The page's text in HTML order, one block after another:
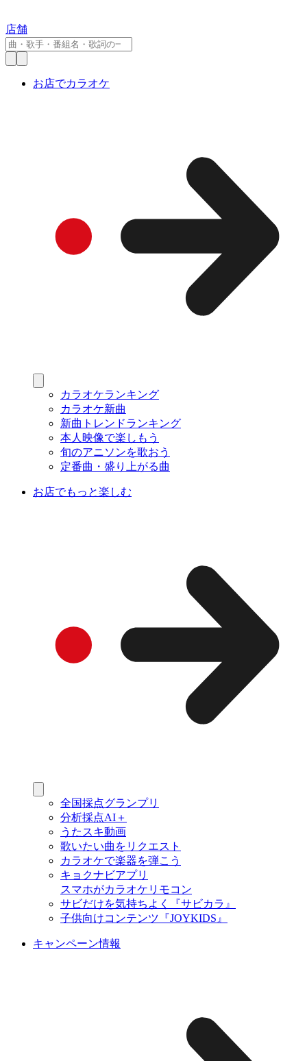
店舗
お店でカラオケ
カラオケランキング
カラオケ新曲
新曲トレンドランキング
本人映像で楽しもう
旬のアニソンを歌おう
定番曲・盛り上がる曲
お店でもっと楽しむ
全国採点グランプリ
分析採点AI＋
うたスキ動画
歌いたい曲をリクエスト
カラオケで楽器を弾こう
キョクナビアプリ
スマホがカラオケリモコン
サビだけを気持ちよく『サビカラ』
子供向けコンテンツ『JOYKIDS』
キャンペーン情報